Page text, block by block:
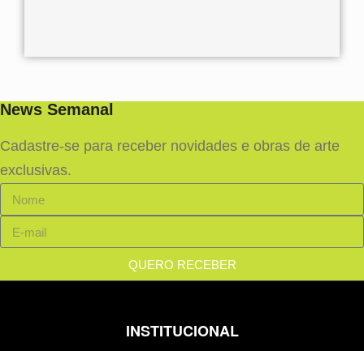
News Semanal
Cadastre-se para receber novidades e obras de arte
exclusivas.
QUERO RECEBER
INSTITUCIONAL